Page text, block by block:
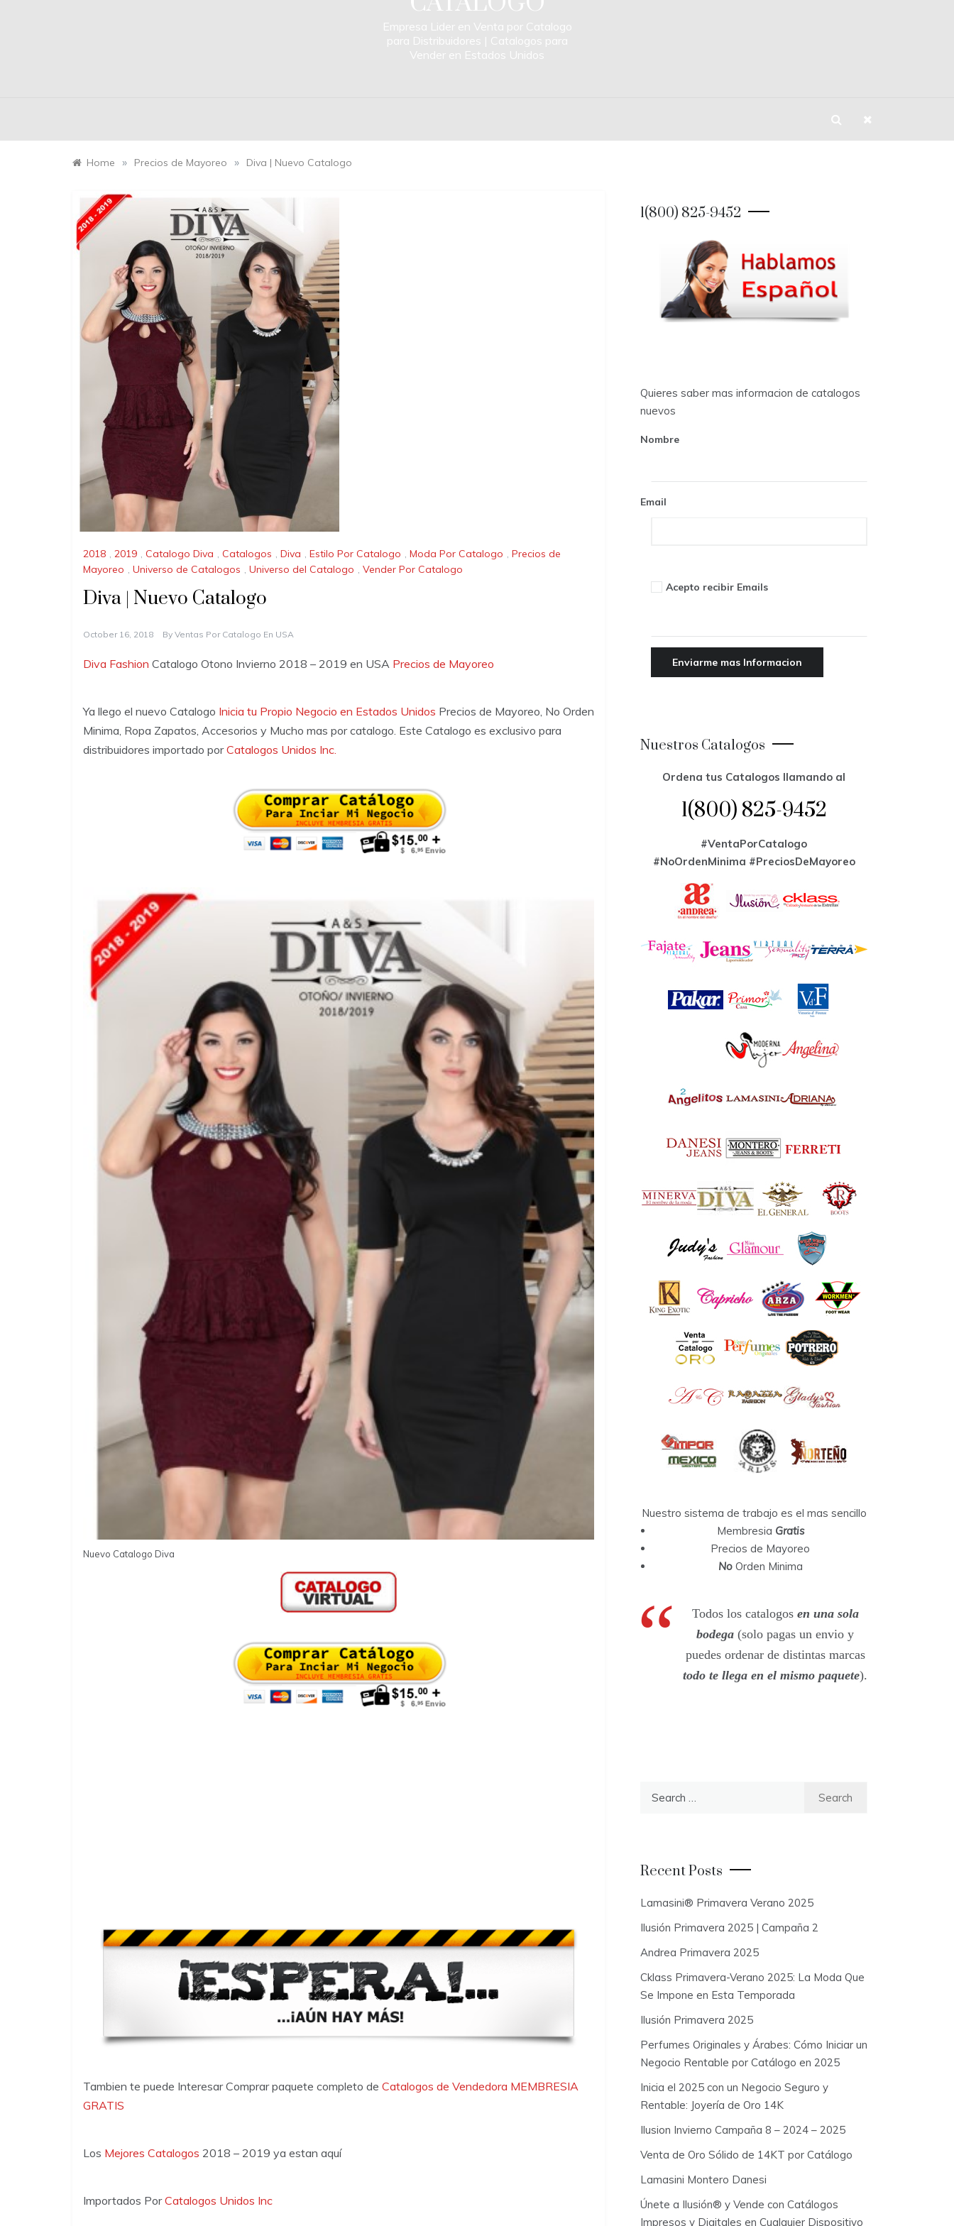
Empresa Lider en Venta por Catalogo
para Distribuidores | Catalogos para
Vender en Estados Unidos
Home » Precios de Mayoreo » Diva | Nuevo Catalogo
2018 , 2019 , Catalogo Diva , Catalogos , Diva , Estilo Por Catalogo , Moda Por Catalogo , Precios de
Mayoreo , Universo de Catalogos , Universo del Catalogo , Vender Por Catalogo
Diva | Nuevo Catalogo
October 16, 2018 By Ventas Por Catalogo En USA
Diva Fashion Catalogo Otono Invierno 2018 – 2019 en USA Precios de Mayoreo
Ya llego el nuevo Catalogo Inicia tu Propio Negocio en Estados Unidos Precios de Mayoreo, No Orden
Minima, Ropa Zapatos, Accesorios y Mucho mas por catalogo. Este Catalogo es exclusivo para
distribuidores importado porCatalogos Unidos Inc.
Nuevo Catalogo Diva
Tambien te puede Interesar Comprar paquete completo de Catalogos de Vendedora MEMBRESIA
GRATIS
Los Mejores Catalogos 2018 – 2019 ya estan aquí
Importados PorCatalogos Unidos Inc
1(800) 825-9452
Quieres saber mas informacion de catalogos
nuevos
Nombre
Email
Acepto recibir Emails
Nuestros Catalogos
Ordena tus Catalogos llamando al
1(800) 825-9452
#VentaPorCatalogo
#NoOrdenMinima #PreciosDeMayoreo
Nuestro sistema de trabajo es el mas sencillo
Membresia Gratis
Precios de Mayoreo
NoOrden Minima
Todos los catalogos en una sola
bodega (solo pagas un envio y
puedes ordenar de distintas marcas
todo te llega en el mismo paquete).
h
f
r
Recent Posts
Lamasini® Primavera Verano 2025
Ilusión Primavera 2025 | Campaña 2
Andrea Primavera 2025
Cklass Primavera-Verano 2025: La Moda Que
Se Impone en Esta Temporada
Ilusión Primavera 2025
Perfumes Originales y Árabes: Cómo Iniciar un
Negocio Rentable por Catálogo en 2025
Inicia el 2025 con un Negocio Seguro y
Rentable: Joyería de Oro 14K
Ilusion Invierno Campaña 8 – 2024 – 2025
Venta de Oro Sólido de 14KT por Catálogo
Lamasini Montero Danesi
Únete a Ilusión® y Vende con Catálogos
Impresos y Digitales en Cualquier Dispositivo